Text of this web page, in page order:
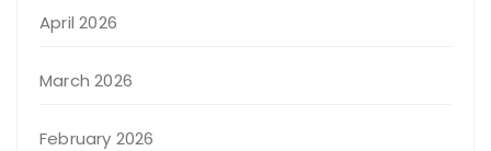
April 2026
March 2026
February 2026